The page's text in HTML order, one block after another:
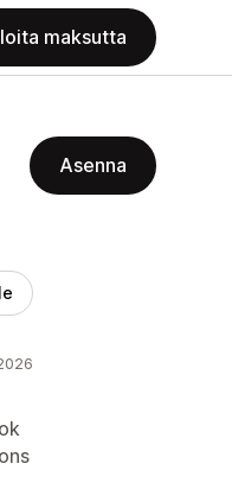
maksutta
Asenna